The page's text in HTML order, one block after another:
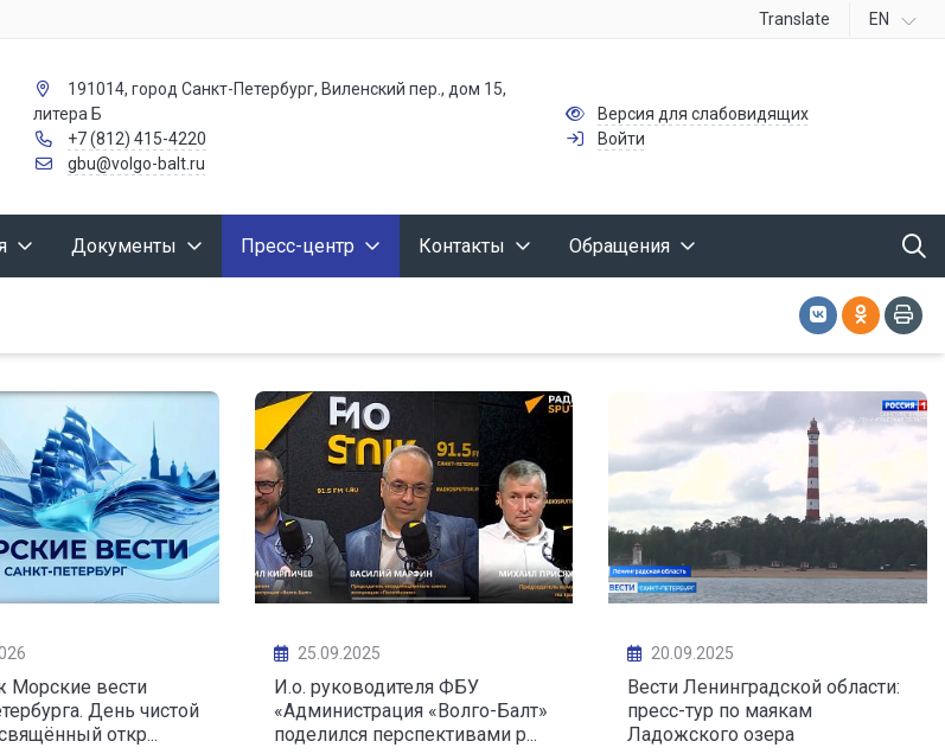
Translate EN
191014, город Санкт-Петербург, Виленский пер., дом 15,
литера Б
+7 (812) 415-4220
gbu@volgo-balt.ru
Версия для слабовидящих
Войти
Документы Пресс-центр Контакты Обращения
Морские вести
День чистой
откр...
25.09.2025
И.о. руководителя ФБУ
«Администрация «Волго-Балт»
поделился перспективами р...
20.09.2025
Вести Ленинградской области:
пресс-тур по маякам
Ладожского озера